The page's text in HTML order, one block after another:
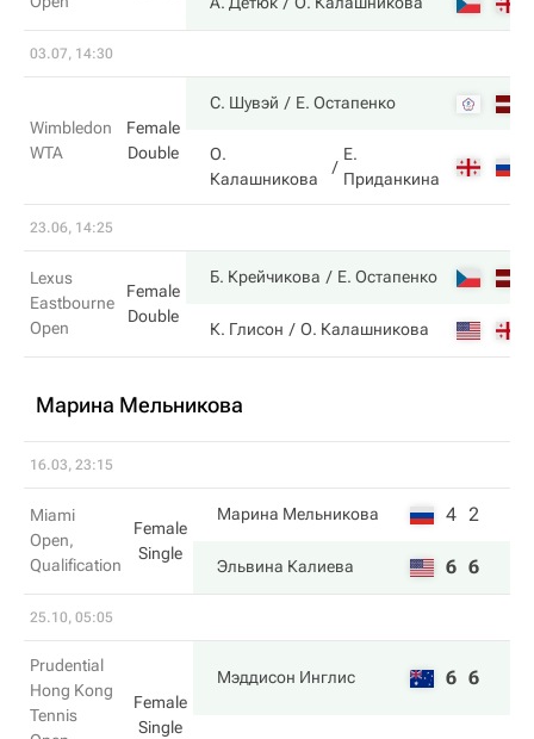
03.07, 14:30
Wimbledon
WTA
Female
Double
С. Шувэй Е. Остапенко
О.
Калашникова
Е.
Приданкина
23.06, 14:25
Lexus
Eastbourne
Open
Female
Double
Б. Крейчикова Е. Остапенко
К. Глисон О. Калашникова
Марина Мельникова
16.03, 23:15
Miami
Open,
Qualification
Female
Single
Марина Мельникова 4 2
Эльвина Калиева 6 6
25.10, 05:05
Prudential
Hong Kong
Tennis
Female
Single
Мэддисон Инглис 6 6